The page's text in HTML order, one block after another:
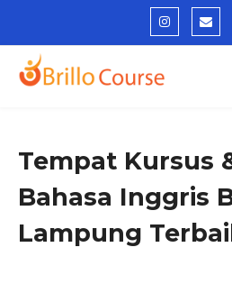
Tempat Kursus
Bahasa Inggris
Lampung